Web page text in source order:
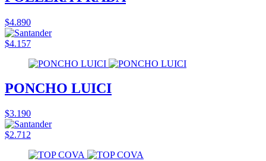
$4.890
$4.157
PONCHO LUICI
$3.190
$2.712